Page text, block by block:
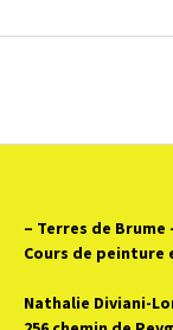
– Terres de Brume
Cours de
Nathalie Diviani-